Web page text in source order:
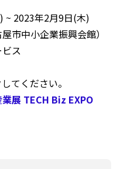
~ 2023年2月9日(木)
市中小企業振興会館）
ス
てください。
展 TECH Biz EXPO